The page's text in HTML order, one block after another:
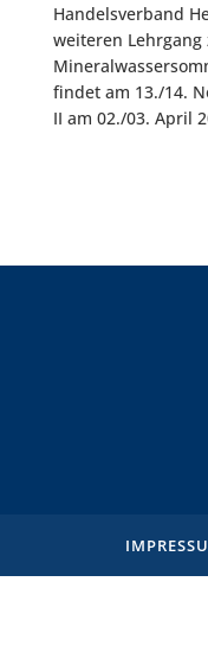
Handelsverband
weiteren Lehrgang
findet am 13./14.
II am 02./03. April